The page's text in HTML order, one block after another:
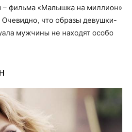
– фильма «Малышка на миллион»
Очевидно, что образы девушки-
мужчины не находят особо